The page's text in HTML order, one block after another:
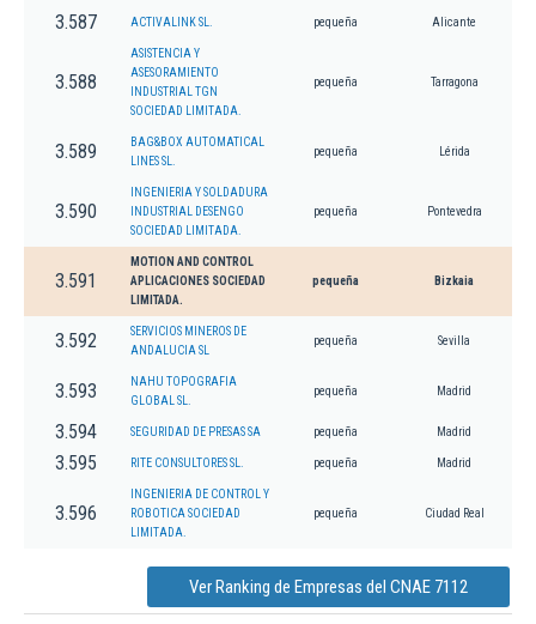
3.587 ACTIVALINK SL. pequeña Alicante
3.588
ASISTENCIA Y
ASESORAMIENTO
INDUSTRIAL TGN
SOCIEDAD LIMITADA.
pequeña Tarragona
3.589
BAG&BOX AUTOMATICAL
LINES SL.
pequeña Lérida
3.590
INGENIERIA Y SOLDADURA
INDUSTRIAL DESENGO
SOCIEDAD LIMITADA.
pequeña Pontevedra
3.591
MOTION AND CONTROL
APLICACIONES SOCIEDAD
LIMITADA.
pequeña Bizkaia
3.592
SERVICIOS MINEROS DE
ANDALUCIA SL
pequeña Sevilla
3.593
NAHU TOPOGRAFIA
GLOBAL SL.
pequeña Madrid
3.594 SEGURIDAD DE PRESAS SA pequeña Madrid
3.595 RITE CONSULTORES SL. pequeña Madrid
3.596
INGENIERIA DE CONTROL Y
ROBOTICA SOCIEDAD
LIMITADA.
pequeña Ciudad Real
Ver Ranking de Empresas del CNAE 7112